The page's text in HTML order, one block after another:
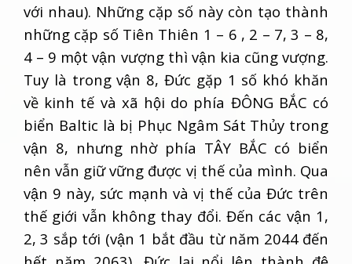
với nhau). Những cặp số này còn tạo thành
những cặp số Tiên Thiên 1 – 6 , 2 – 7, 3 – 8,
4 – 9 một vận vượng thì vận kia cũng vượng.
Tuy là trong vận 8, Đức gặp 1 số khó khăn
về kinh tế và xã hội do phía ĐÔNG BẮC có
biển Baltic là bị Phục Ngâm Sát Thủy trong
vận 8, nhưng nhờ phía TÂY BẮC có biển
nên vẫn giữ vững được vị thế của mình. Qua
vận 9 này, sức mạnh và vị thế của Đức trên
thế giới vẫn không thay đổi. Đến các vận 1,
2, 3 sắp tới (vận 1 bắt đầu từ năm 2044 đến